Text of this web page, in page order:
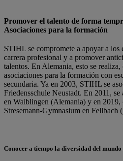
Promover el talento de forma
Asociaciones para la formación
STIHL se compromete a apoyar a los
carrera profesional y a promover
talentos. En Alemania, esto se realiza,
asociaciones para la formación con
secundaria. Ya en 2003, STIHL se
Friedensschule Neustadt. En 2011,
en Waiblingen (Alemania) y en
Stresemann-Gymnasium en Fellbach
Conocer a tiempo la diversidad del